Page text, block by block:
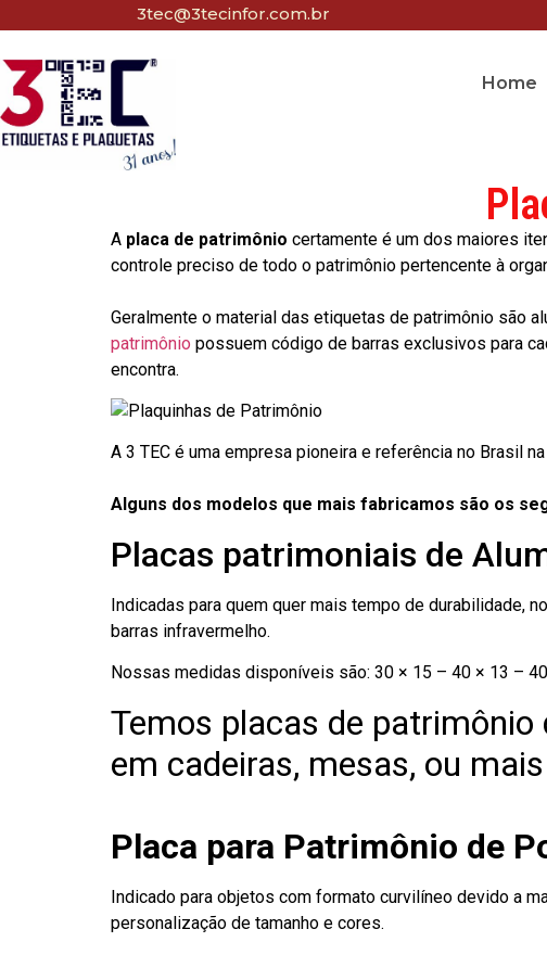
3tec@3tecinfor.com.br
Home
A placa de patrimônio certamente é um dos maiores
controle preciso de todo o patrimônio pertencente à
Geralmente o material das etiquetas de patrimônio são
patrimônio possuem código de barras exclusivos para
encontra.
A 3 TEC é uma empresa pioneira e referência no Brasil
Alguns dos modelos que mais fabricamos são os
Placas patrimoniais de
Indicadas para quem quer mais tempo de durabilidade,
barras infravermelho.
Nossas medidas disponíveis são: 30 × 15 – 40 × 13 –
Temos placas de
em cadeiras, mesas, ou
Placa para Patrimônio de
Indicado para objetos com formato curvilíneo devido a
personalização de tamanho e cores.